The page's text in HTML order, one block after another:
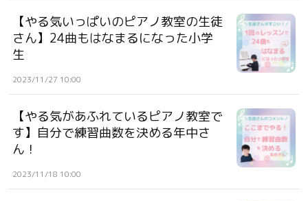
【やる気いっぱいのピアノ教室の生徒
さん】24曲もはなまるになった小学
生
2023/11/27 10:00
【やる気があふれているピアノ教室で
す】自分で練習曲数を決める年中さ
ん！
2023/11/18 10:00